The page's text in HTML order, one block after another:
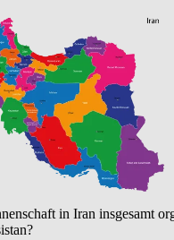
in Iran insgesamt